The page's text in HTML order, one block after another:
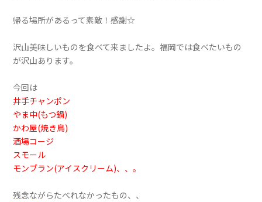
帰る場所があるって素敵！感謝☆
沢山美味しいものを食べて来ましたよ。福岡では食べたいもの
が沢山あります。
今回は
井手チャンポン
やま中(もつ鍋)
かわ屋(焼き鳥)
酒場コージ
スモール
モンブラン(アイスクリーム)、、。
残念ながらたべれなかったもの、、